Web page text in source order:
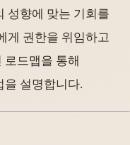
성향에 맞는 기회를
게 권한을 위임하고
드맵을 통해
을 설명합니다.